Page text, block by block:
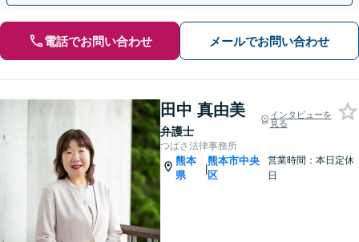
電話でお問い合わせ メールでお問い合わせ
田中 真由美
弁護士
インタビューを
見る
つばさ法律事務所
熊本
県
|
熊本市中央
区
営業時間：本日定休
日